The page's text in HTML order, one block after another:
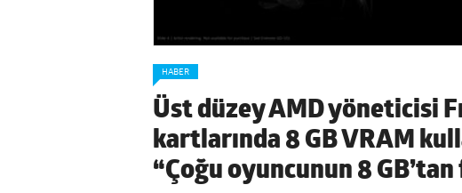
HABER
Üst düzey AMD yöneticisi
kartlarında 8 GB VRAM
“Çoğu oyuncunun 8